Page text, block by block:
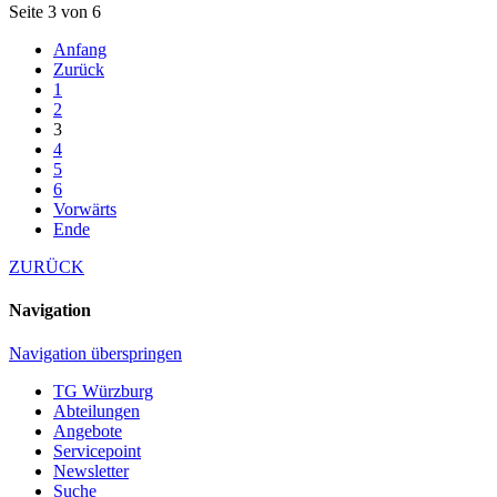
Seite 3 von 6
Anfang
Zurück
1
2
3
4
5
6
Vorwärts
Ende
ZURÜCK
Navigation
Navigation überspringen
TG Würzburg
Abteilungen
Angebote
Servicepoint
Newsletter
Suche